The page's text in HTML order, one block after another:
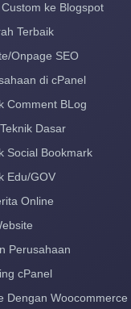
ke Blogspot
Terbaik
Onpage SEO
di cPanel
Comment BLog
Dasar
Social Bookmark
Edu/GOV
Online
Perusahaan
cPanel
Dengan Woocommerce